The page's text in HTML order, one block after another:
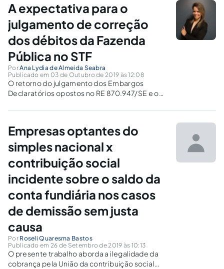
A expectativa para o
julgamento de correção
dos débitos da Fazenda
Pública no STF
PorAna Lydia de Almeida Seabra
Publicado em 03 de Outubro de 2019 às 12:08
O retorno do julgamento dos Embargos
Declaratórios opostos no RE 870.947/SE e o
STF.
Empresas optantes do
simples nacional x
contribuição social
incidente sobre o saldo da
conta fundiária nos casos
de demissão sem justa
causa
Por Roseli Quaresma Bastos
Publicado em 26 de Setembro de 2019 às 10:13
O presente trabalho aborda a ilegalidade da
cobrança pela União da contribuição social